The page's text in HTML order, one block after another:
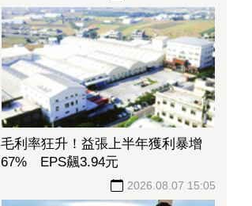
毛利率狂升！益張上半年獲利暴增
67% EPS飆3.94元
2026.08.07 15:05